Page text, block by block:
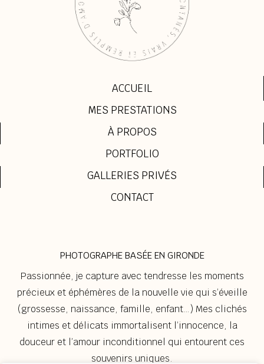
ACCUEIL
MES PRESTATIONS
À PROPOS
PORTFOLIO
GALLERIES PRIVÉS
CONTACT
PHOTOGRAPHE BASÉE EN GIRONDE
Passionnée, je capture avec tendresse les moments
précieux et éphémères de la nouvelle vie qui s’éveille
(grossesse, naissance, famille, enfant…) Mes clichés
intimes et délicats immortalisent l’innocence, la
douceur et l’amour inconditionnel qui entourent ces
souvenirs uniques.